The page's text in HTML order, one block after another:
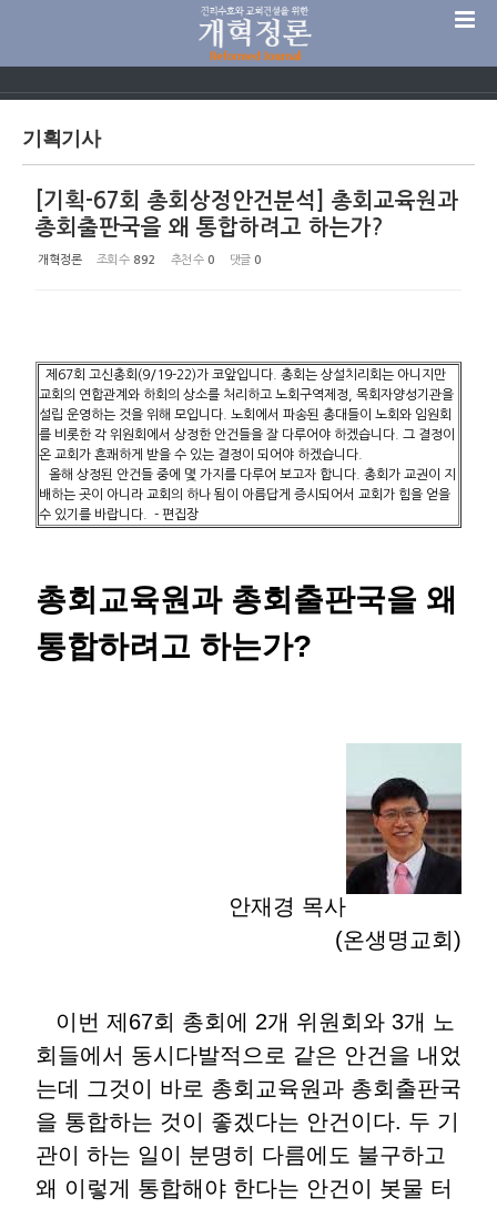
기획기사
[기획-67회 총회상정안건분석] 총회교육원과
총회출판국을 왜 통합하려고 하는가?
개혁정론 조회 수 892 추천 수 0 댓글 0
제67회 고신총회(9/19-22)가 코앞입니다. 총회는 상설치리회는 아니지만
교회의 연합관계와 하회의 상소를 처리하고 노회구역제정, 목회자양성기관을
설립 운영하는 것을 위해 모입니다. 노회에서 파송된 총대들이 노회와 임원회
를 비롯한 각 위원회에서 상정한 안건들을 잘 다루어야 하겠습니다. 그 결정이
온 교회가 흔쾌하게 받을 수 있는 결정이 되어야 하겠습니다.
올해 상정된 안건들 중에 몇 가지를 다루어 보고자 합니다. 총회가 교권이 지
배하는 곳이 아니라 교회의 하나 됨이 아름답게 증시되어서 교회가 힘을 얻을
수 있기를 바랍니다. - 편집장
총회교육원과 총회출판국을 왜
통합하려고 하는가?
안재경 목사
(온생명교회)
이번 제67회 총회에 2개 위원회와 3개 노
회들에서 동시다발적으로 같은 안건을 내었
는데 그것이 바로 총회교육원과 총회출판국
을 통합하는 것이 좋겠다는 안건이다. 두 기
관이 하는 일이 분명히 다름에도 불구하고
왜 이렇게 통합해야 한다는 안건이 봇물 터
Sketchbook5, 스케치북5
Sketchbook5, 스케치북5